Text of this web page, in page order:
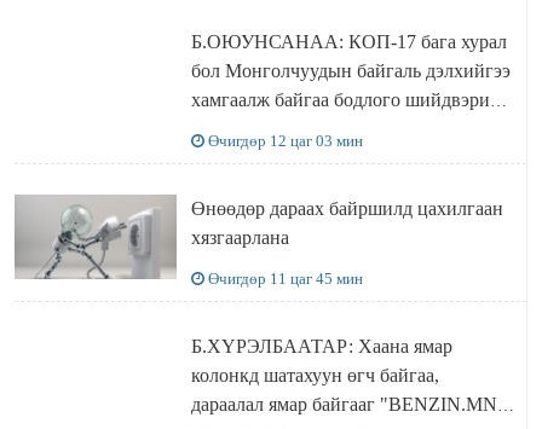
Б.ОЮУНСАНАА: КОП-17 бага хурал
бол Монголчуудын байгаль дэлхийгээ
хамгаалж байгаа бодлого шийдвэрийг
Өчигдөр 12 цаг 03 мин
Өнөөдөр дараах байршилд цахилгаан
хязгаарлана
Өчигдөр 11 цаг 45 мин
Б.ХҮРЭЛБААТАР: Хаана ямар
колонкд шатахуун өгч байгаа,
дараалал ямар байгааг "BENZIN.MN”